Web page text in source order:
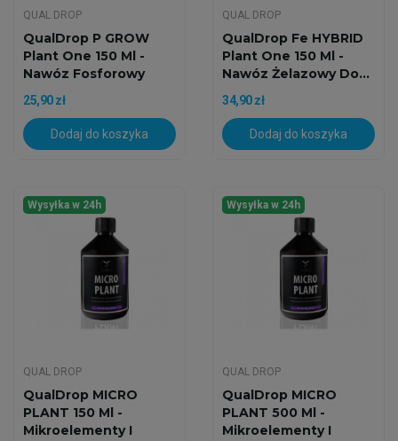
QUAL DROP
QualDrop P GROW
Plant One 150 Ml -
Nawóz Fosforowy
Do...
25,90 zł
Dodaj do koszyka
QUAL DROP
QualDrop Fe HYBRID
Plant One 150 Ml -
Nawóz Żelazowy Do...
34,90 zł
Dodaj do koszyka
Wysyłka w 24h
QUAL DROP
QualDrop MICRO
PLANT 150 Ml -
Mikroelementy I
Wysyłka w 24h
QUAL DROP
QualDrop MICRO
PLANT 500 Ml -
Mikroelementy I